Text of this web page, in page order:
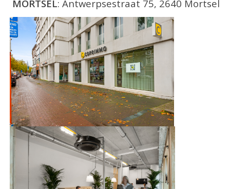
MORTSEL: Antwerpsestraat 75, 2640 Mortsel